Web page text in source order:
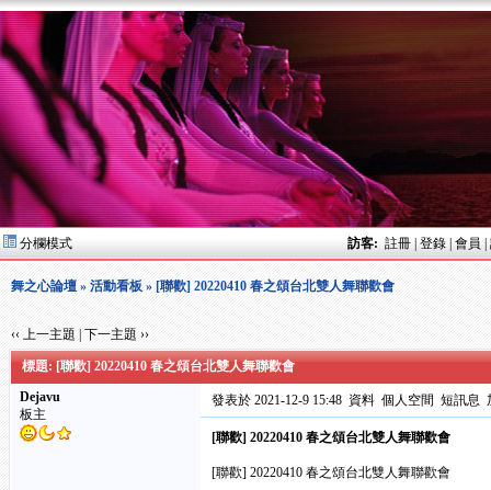
分欄模式 訪客: 註冊| 登錄| 會員
舞之心論壇» 活動看板» [聯歡] 20220410 春之頌台北雙人舞聯歡會
‹‹ 上一主題 下一主題 ››
標題: [聯歡] 20220410 春之頌台北雙人舞聯歡會
Dejavu
板主
發表於 2021-12-9 15:48 資料 個人空間 短訊息
[聯歡] 20220410 春之頌台北雙人舞聯歡會
[聯歡] 20220410 春之頌台北雙人舞聯歡會